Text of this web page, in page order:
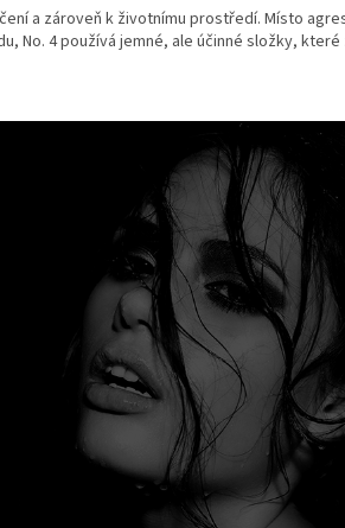
a zároveň k životnímu prostředí. Místo
No. 4 používá jemné, ale účinné složky, které